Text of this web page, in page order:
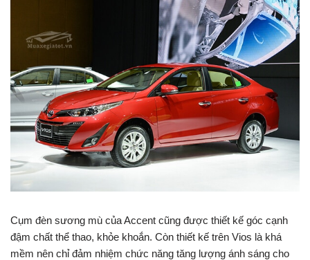
Cụm đèn sương mù của Accent cũng được thiết kế góc cạnh
đậm chất thể thao, khỏe khoắn. Còn thiết kế trên Vios là khá
mềm nên chỉ đảm nhiệm chức năng tăng lượng ánh sáng cho